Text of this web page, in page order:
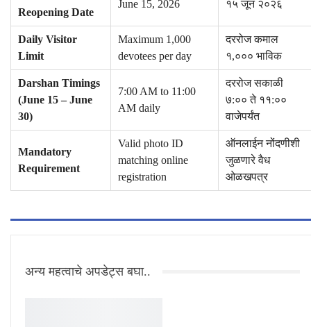
Reopening Date
June 15, 2026 १५ जून २०२६
Daily Visitor
Limit
Maximum 1,000
devotees per day
दररोज कमाल
१,००० भाविक
Darshan Timings
(June 15 – June
30)
7:00 AM to 11:00
AM daily
दररोज सकाळी
७:०० ते ११:००
वाजेपर्यंत
Mandatory
Requirement
Valid photo ID
matching online
registration
ऑनलाईन नोंदणीशी
जुळणारे वैध
ओळखपत्र
अन्य महत्वाचे अपडेट्स बघा..